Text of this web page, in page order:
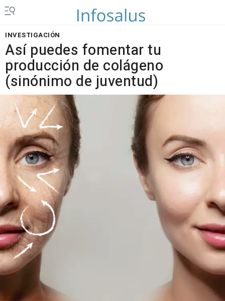
INVESTIGACIÓN
Así puedes fomentar tu
producción de colágeno
(sinónimo de juventud)